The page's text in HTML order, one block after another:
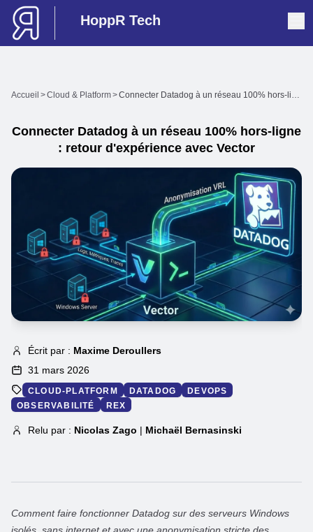
HoppR Tech
Accueil >Cloud & Platform> Connecter Datadog à un réseau 100% hors-ligne : retour d'expérience avec Vector
Connecter Datadog à un réseau 100% hors-ligne
: retour d'expérience avec Vector
Écrit par : Maxime Deroullers
31 mars 2026
CLOUD-PLATFORM DATADOG
DEVOPS
OBSERVABILITÉ
REX
Relu par : Nicolas Zago | Michaël Bernasinski
Comment faire fonctionner Datadog sur des serveurs Windows
isolés, sans internet et avec une anonymisation stricte des